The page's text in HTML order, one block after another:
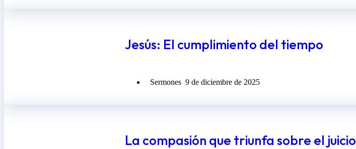
Jesús: El cumplimiento del tiempo
Sermones 9 de diciembre de 2025
La compasión que triunfa sobre el juicio